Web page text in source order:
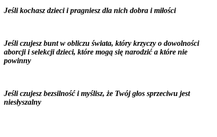
Jeśli kochasz dzieci i pragniesz dla nich dobra i miłości
Jeśli czujesz bunt w obliczu świata, który krzyczy o dowolności
aborcji i selekcji dzieci, które mogą się narodzić a które nie
powinny
Jeśli czujesz bezsilność i myślisz, że Twój głos sprzeciwu jest
niesłyszalny